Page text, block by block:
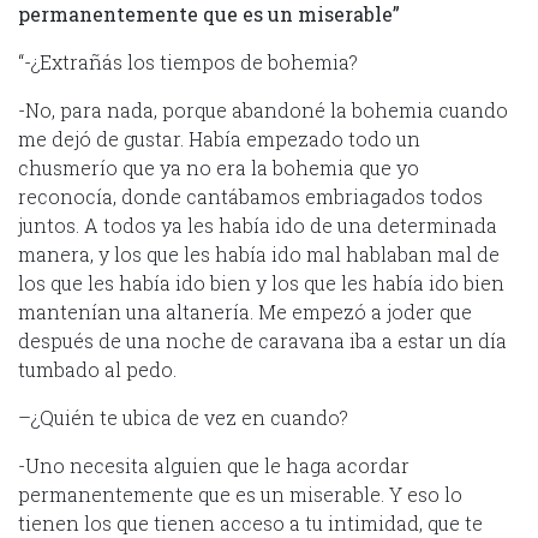
permanentemente que es un miserable”
“-¿Extrañás los tiempos de bohemia?
-No, para nada, porque abandoné la bohemia cuando
me dejó de gustar. Había empezado todo un
chusmerío que ya no era la bohemia que yo
reconocía, donde cantábamos embriagados todos
juntos. A todos ya les había ido de una determinada
manera, y los que les había ido mal hablaban mal de
los que les había ido bien y los que les había ido bien
mantenían una altanería. Me empezó a joder que
después de una noche de caravana iba a estar un día
tumbado al pedo.
–¿Quién te ubica de vez en cuando?
-Uno necesita alguien que le haga acordar
permanentemente que es un miserable. Y eso lo
tienen los que tienen acceso a tu intimidad, que te